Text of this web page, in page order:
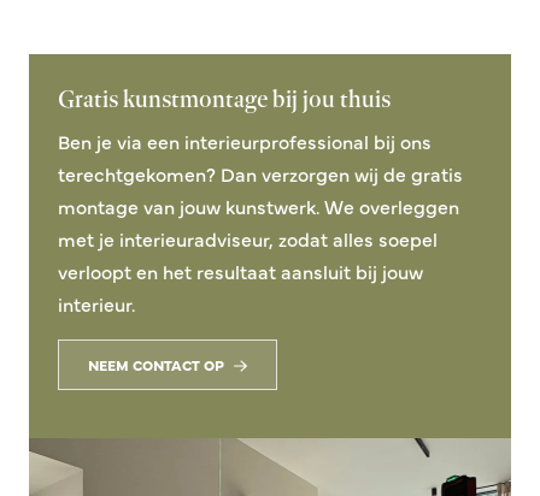
Gratis kunstmontage bij jou thuis
Ben je via een interieurprofessional bij ons
terechtgekomen? Dan verzorgen wij de gratis
montage van jouw kunstwerk. We overleggen
met je interieuradviseur, zodat alles soepel
verloopt en het resultaat aansluit bij jouw
interieur.
NEEM CONTACT OP